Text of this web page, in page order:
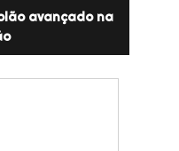
avançado na